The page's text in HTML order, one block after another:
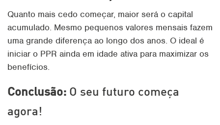
Quanto mais cedo começar, maior será o capital
acumulado. Mesmo pequenos valores mensais fazem
uma grande diferença ao longo dos anos. O ideal é
iniciar o PPR ainda em idade ativa para maximizar os
benefícios.
Conclusão: O seu futuro começa
agora!